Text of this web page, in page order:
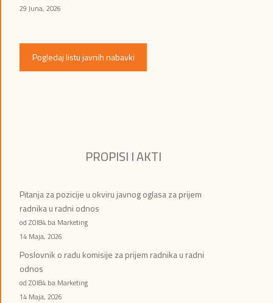
29 Juna, 2026
Pogledaj listu javnih nabavki
PROPISI I AKTI
Pitanja za pozicije u okviru javnog oglasa za prijem
radnika u radni odnos
od ZOI84.ba Marketing
14 Maja, 2026
Poslovnik o radu komisije za prijem radnika u radni
odnos
od ZOI84.ba Marketing
14 Maja, 2026